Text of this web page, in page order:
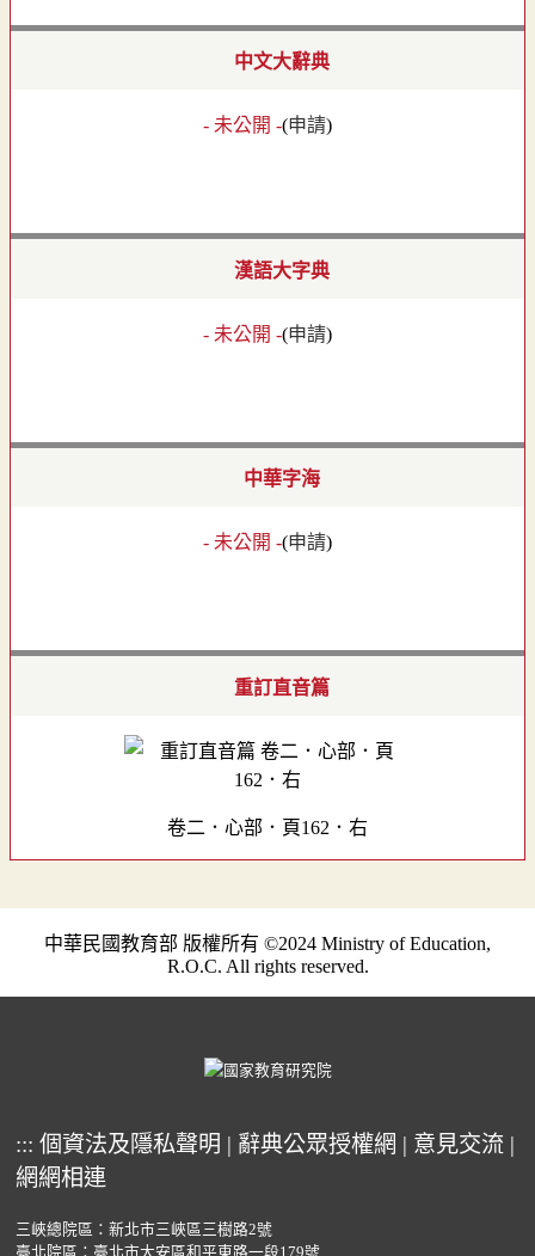
中文大辭典
- 未公開 -(申請)
漢語大字典
- 未公開 -(申請)
中華字海
- 未公開 -(申請)
重訂直音篇
卷二．心部．頁162．右
中華民國教育部 版權所有 ©2024 Ministry of Education,
R.O.C. All rights reserved.
::: 個資法及隱私聲明 | 辭典公眾授權網 | 意見交流 |
網網相連
三峽總院區：新北市三峽區三樹路2號
臺北院區：臺北市大安區和平東路一段179號